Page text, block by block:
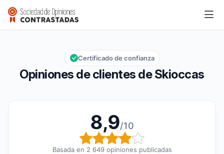
Skioccas
Calificación global: 8,9 de 10
8,9/10
Opiniones de clientes de Skioccas
Certificado de confianza
8,9/10
Calificación global: 8,9
Basada en 2 649 opiniones publicadas